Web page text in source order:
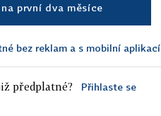
na první dva měsíce
bez reklam a s mobilní aplikací
předplatné? Přihlaste se